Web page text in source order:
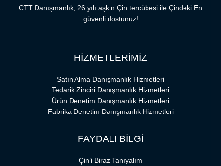
CTT Danışmanlık, 26 yılı aşkın Çin tercübesi ile Çindeki En
güvenli dostunuz!
HİZMETLERİMİZ
Satın Alma Danışmanlık Hizmetleri
Tedarik Zinciri Danışmanlık Hizmetleri
Ürün Denetim Danışmanlık Hizmetleri
Fabrika Denetim Danışmanlık Hizmetleri
FAYDALI BİLGİ
Çin’i Biraz Tanıyalım